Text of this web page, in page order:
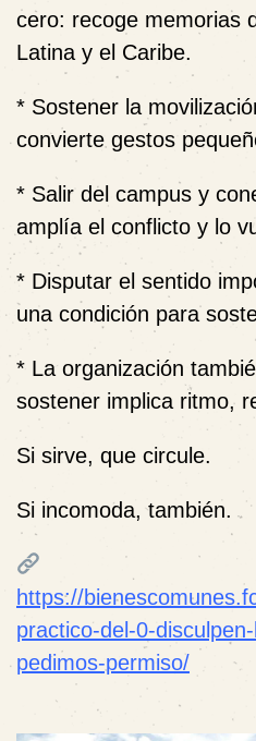
cero: recoge memorias
Latina y el Caribe.
* Sostener la
convierte gestos
* Salir del campus y
amplía el conflicto y lo
* Disputar el sentido
una condición para
* La organización
sostener implica ritmo,
Si sirve, que circule.
Si incomoda, también.
https://
practico-del-0-
pedimos-permiso/